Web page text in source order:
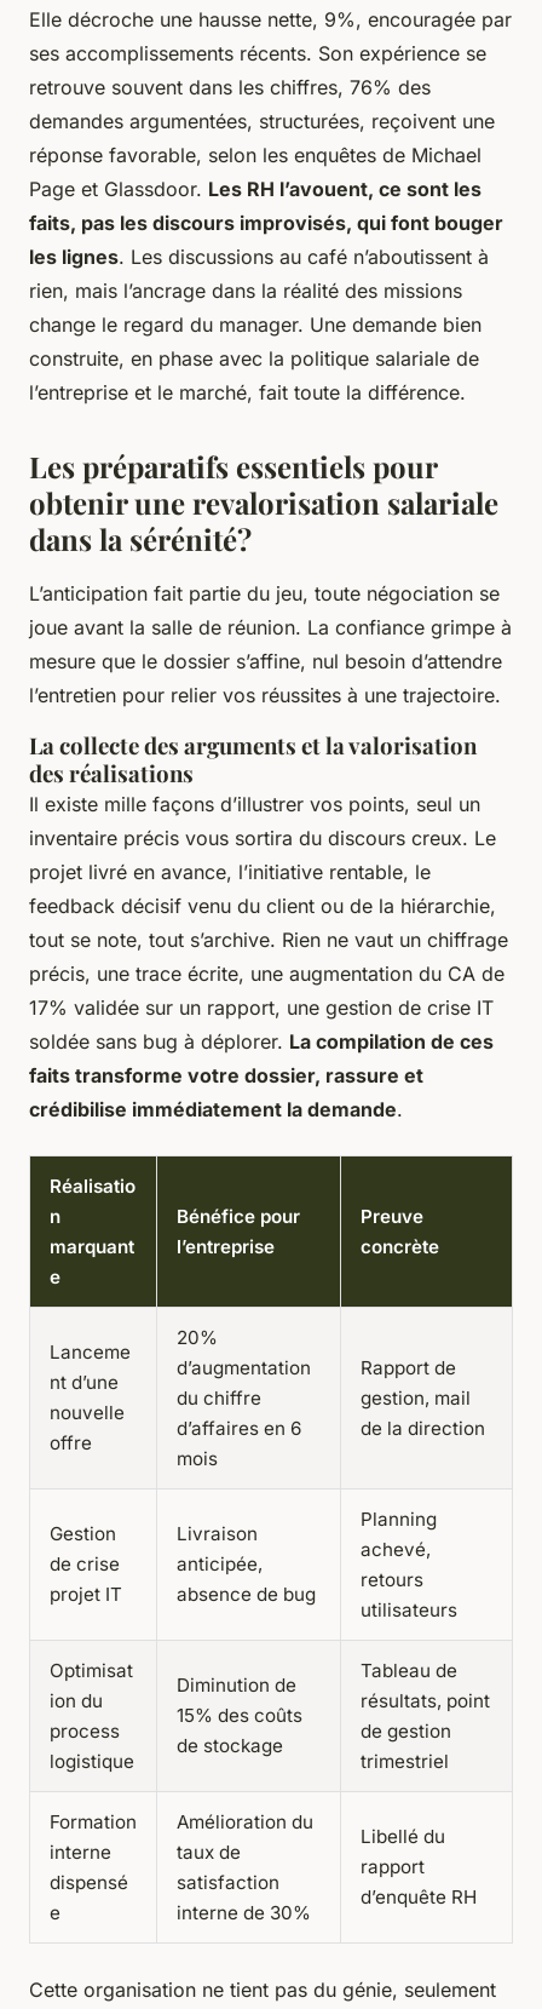
Elle décroche une hausse nette, 9%, encouragée par
ses accomplissements récents. Son expérience se
retrouve souvent dans les chiffres, 76% des
demandes argumentées, structurées, reçoivent une
réponse favorable, selon les enquêtes de Michael
Page et Glassdoor. Les RH l’avouent, ce sont les
faits, pas les discours improvisés, qui font bouger
les lignes. Les discussions au café n’aboutissent à
rien, mais l’ancrage dans la réalité des missions
change le regard du manager. Une demande bien
construite, en phase avec la politique salariale de
l’entreprise et le marché, fait toute la différence.
Les préparatifs essentiels pour
obtenir une revalorisation salariale
dans la sérénité?
L’anticipation fait partie du jeu, toute négociation se
joue avant la salle de réunion. La confiance grimpe à
mesure que le dossier s’affine, nul besoin d’attendre
l’entretien pour relier vos réussites à une trajectoire.
La collecte des arguments et la valorisation
des réalisations
Il existe mille façons d’illustrer vos points, seul un
inventaire précis vous sortira du discours creux. Le
projet livré en avance, l’initiative rentable, le
feedback décisif venu du client ou de la hiérarchie,
tout se note, tout s’archive. Rien ne vaut un chiffrage
précis, une trace écrite, une augmentation du CA de
17% validée sur un rapport, une gestion de crise IT
soldée sans bug à déplorer. La compilation de ces
faits transforme votre dossier, rassure et
crédibilise immédiatement la demande.
Réalisatio
n
marquant
e
Bénéfice pour
l’entreprise
Preuve
concrète
Lanceme
nt d’une
nouvelle
offre
20%
d’augmentation
du chiffre
d’affaires en 6
mois
Rapport de
gestion, mail
de la direction
Gestion
de crise
projet IT
Livraison
anticipée,
absence de bug
Planning
achevé,
retours
utilisateurs
Optimisat
ion du
process
logistique
Diminution de
15% des coûts
de stockage
Tableau de
résultats, point
de gestion
trimestriel
Formation
interne
dispensé
e
Amélioration du
taux de
satisfaction
interne de 30%
Libellé du
rapport
d’enquête RH
Cette organisation ne tient pas du génie, seulement